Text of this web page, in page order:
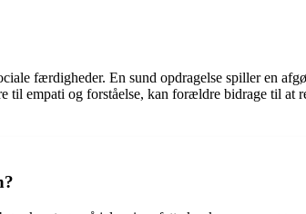
færdigheder. En sund opdragelse spiller en
empati og forståelse, kan forældre bidrage til at